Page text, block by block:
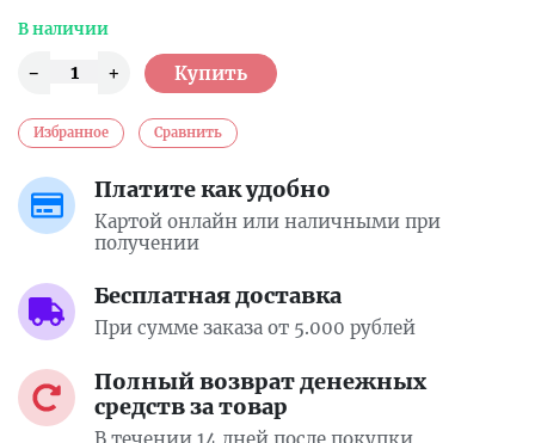
В наличии
Избранное Сравнить
Платите как удобно
Картой онлайн или наличными при
получении
Бесплатная доставка
При сумме заказа от 5.000 рублей
Полный возврат денежных
средств за товар